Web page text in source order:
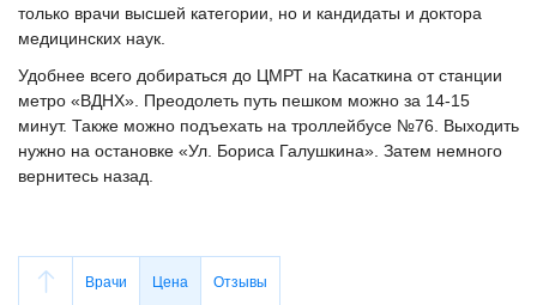
только врачи высшей категории, но и кандидаты и доктора
медицинских наук.
Удобнее всего добираться до ЦМРТ на Касаткина от станции
метро «ВДНХ». Преодолеть путь пешком можно за 14-15
минут. Также можно подъехать на троллейбусе №76. Выходить
нужно на остановке «Ул. Бориса Галушкина». Затем немного
вернитесь назад.
Врачи Цена Отзывы